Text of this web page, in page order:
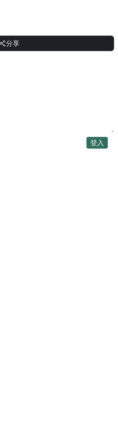
分享
登入